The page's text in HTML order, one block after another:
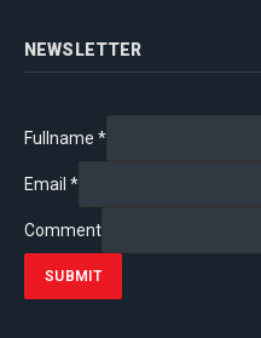
NEWSLETTER
Fullname *
Email *
Comment
SUBMIT